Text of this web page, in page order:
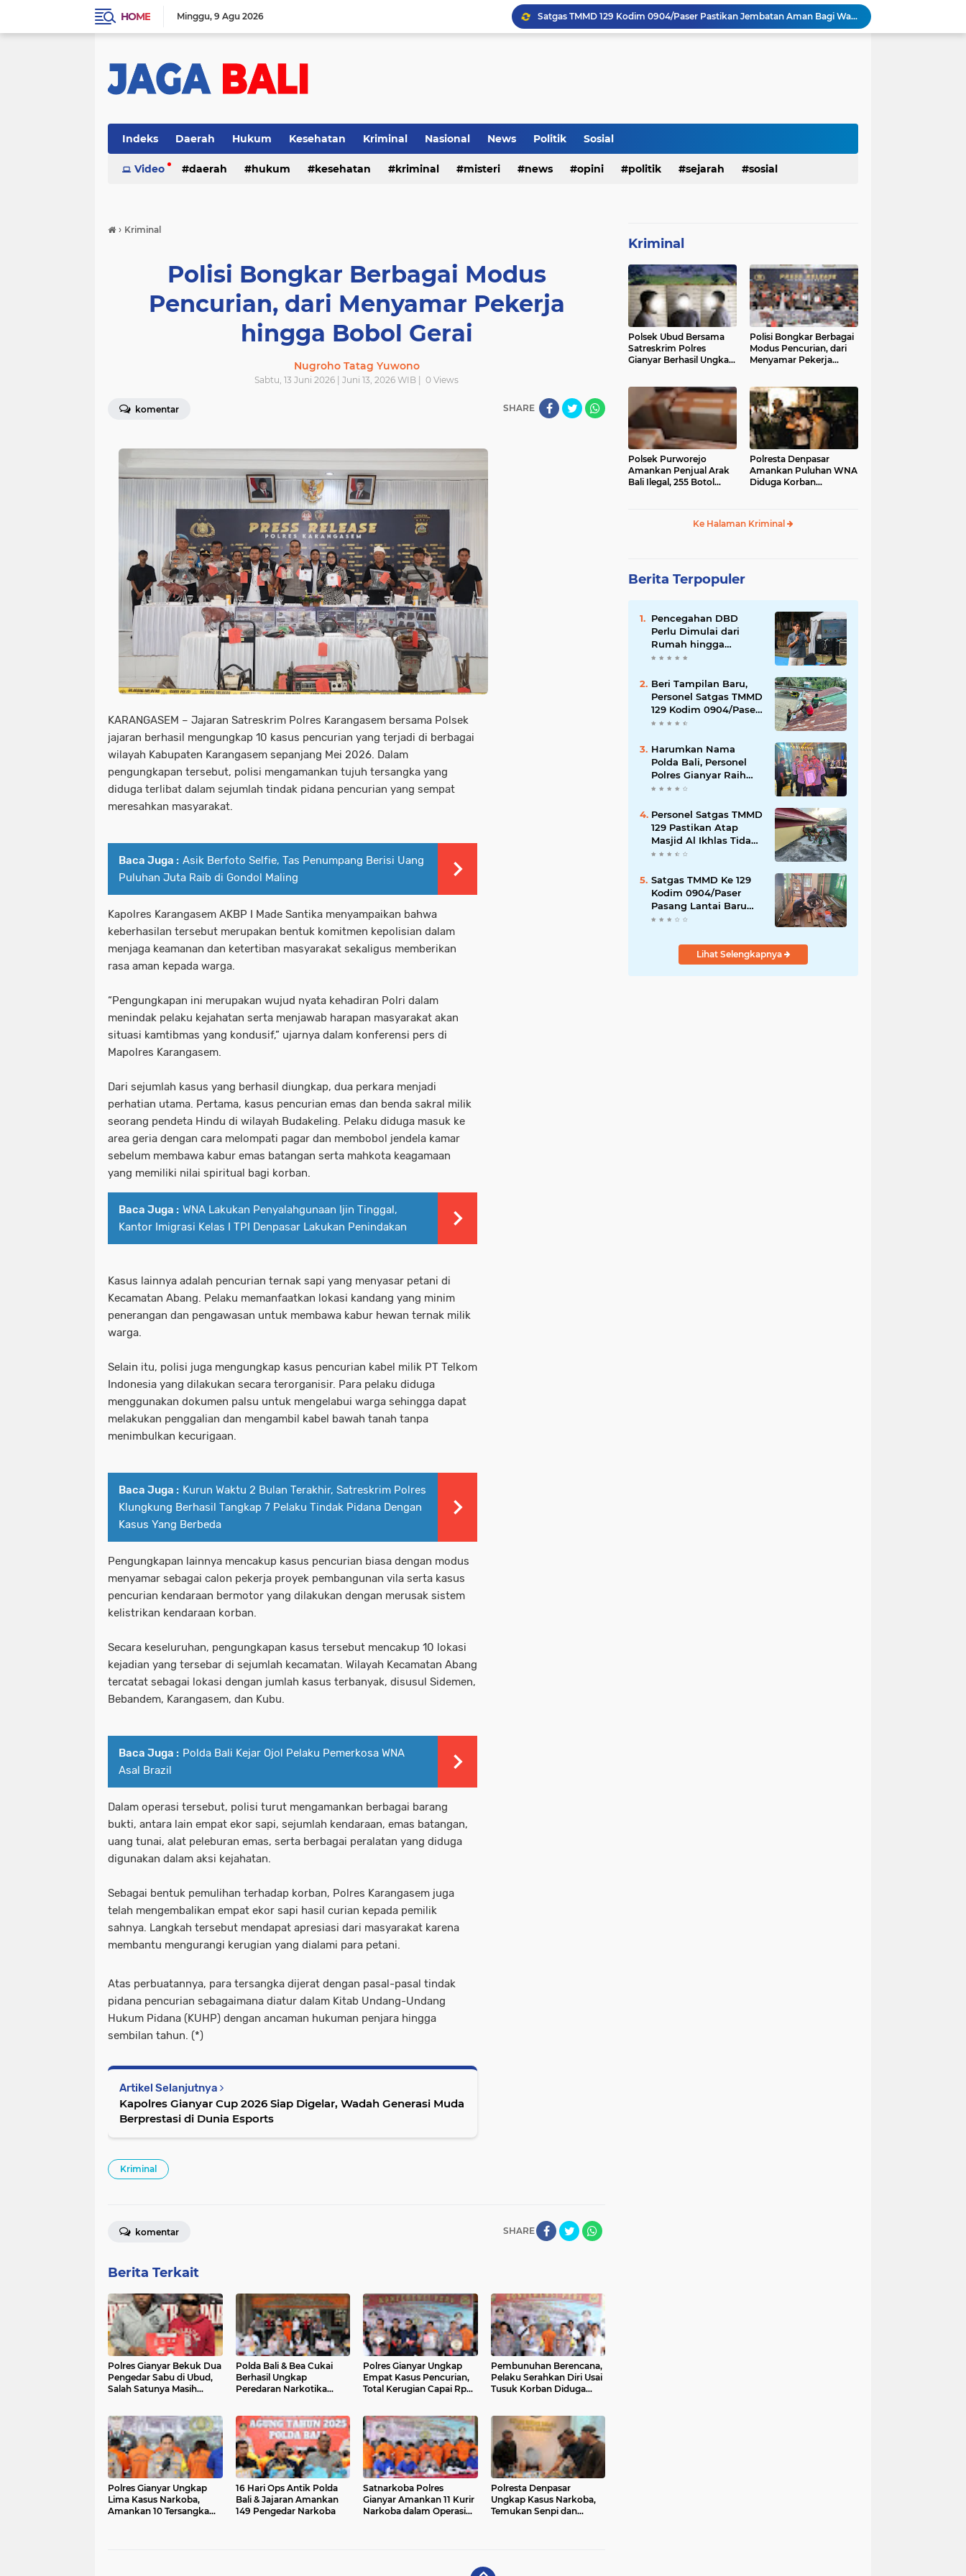
HOME Minggu 9 Agu 2026 Satgas TMMD 129 Kodim 0904/Paser Pastikan Jembatan Aman Bagi Warga
Sasaran RTLH Ke 5 Sudah Mulai Dieksekusi Oleh Satgas TMMD 129 Kodim 0904/Paser
Voli Menjadi Pengisi Waktu Luang Personel TMMD 129 Pada Sore Hari
Babinsa Hadir di Posyandu Cenderawasih, Wujud Sinergi TNI Dukung Kesehatan Masyarakat
Renovasi Rumah Bapak Harim Mendekati 70% Sebelum Penutupan TMMD 129
Indeks Daerah Hukum Kesehatan Kriminal Nasional News Politik Sosial
Video daerah hukum kesehatan kriminal misteri news opini politik sejarah sosial
› Kriminal
Polisi Bongkar Berbagai Modus
Pencurian, dari Menyamar Pekerja
hingga Bobol Gerai
Nugroho Tatag Yuwono
Sabtu, 13 Juni 2026 | Juni 13, 2026 WIB | 0 Views
komentar SHARE
KARANGASEM – Jajaran Satreskrim Polres Karangasem bersama Polsek
jajaran berhasil mengungkap 10 kasus pencurian yang terjadi di berbagai
wilayah Kabupaten Karangasem sepanjang Mei 2026. Dalam
pengungkapan tersebut, polisi mengamankan tujuh tersangka yang
diduga terlibat dalam sejumlah tindak pidana pencurian yang sempat
meresahkan masyarakat.
Baca Juga : Asik Berfoto Selfie, Tas Penumpang Berisi Uang
Puluhan Juta Raib di Gondol Maling
Kapolres Karangasem AKBP I Made Santika menyampaikan bahwa
keberhasilan tersebut merupakan bentuk komitmen kepolisian dalam
menjaga keamanan dan ketertiban masyarakat sekaligus memberikan
rasa aman kepada warga.
“Pengungkapan ini merupakan wujud nyata kehadiran Polri dalam
menindak pelaku kejahatan serta menjawab harapan masyarakat akan
situasi kamtibmas yang kondusif,” ujarnya dalam konferensi pers di
Mapolres Karangasem.
Dari sejumlah kasus yang berhasil diungkap, dua perkara menjadi
perhatian utama. Pertama, kasus pencurian emas dan benda sakral milik
seorang pendeta Hindu di wilayah Budakeling. Pelaku diduga masuk ke
area geria dengan cara melompati pagar dan membobol jendela kamar
sebelum membawa kabur emas batangan serta mahkota keagamaan
yang memiliki nilai spiritual bagi korban.
Baca Juga : WNA Lakukan Penyalahgunaan Ijin Tinggal,
Kantor Imigrasi Kelas I TPI Denpasar Lakukan Penindakan
Kasus lainnya adalah pencurian ternak sapi yang menyasar petani di
Kecamatan Abang. Pelaku memanfaatkan lokasi kandang yang minim
penerangan dan pengawasan untuk membawa kabur hewan ternak milik
warga.
Selain itu, polisi juga mengungkap kasus pencurian kabel milik PT Telkom
Indonesia yang dilakukan secara terorganisir. Para pelaku diduga
menggunakan dokumen palsu untuk mengelabui warga sehingga dapat
melakukan penggalian dan mengambil kabel bawah tanah tanpa
menimbulkan kecurigaan.
Baca Juga : Kurun Waktu 2 Bulan Terakhir, Satreskrim Polres
Klungkung Berhasil Tangkap 7 Pelaku Tindak Pidana Dengan
Kasus Yang Berbeda
Pengungkapan lainnya mencakup kasus pencurian biasa dengan modus
menyamar sebagai calon pekerja proyek pembangunan vila serta kasus
pencurian kendaraan bermotor yang dilakukan dengan merusak sistem
kelistrikan kendaraan korban.
Secara keseluruhan, pengungkapan kasus tersebut mencakup 10 lokasi
kejadian yang tersebar di sejumlah kecamatan. Wilayah Kecamatan Abang
tercatat sebagai lokasi dengan jumlah kasus terbanyak, disusul Sidemen,
Bebandem, Karangasem, dan Kubu.
Baca Juga : Polda Bali Kejar Ojol Pelaku Pemerkosa WNA
Asal Brazil
Dalam operasi tersebut, polisi turut mengamankan berbagai barang
bukti, antara lain empat ekor sapi, sejumlah kendaraan, emas batangan,
uang tunai, alat peleburan emas, serta berbagai peralatan yang diduga
digunakan dalam aksi kejahatan.
Sebagai bentuk pemulihan terhadap korban, Polres Karangasem juga
telah mengembalikan empat ekor sapi hasil curian kepada pemilik
sahnya. Langkah tersebut mendapat apresiasi dari masyarakat karena
membantu mengurangi kerugian yang dialami para petani.
Atas perbuatannya, para tersangka dijerat dengan pasal-pasal tindak
pidana pencurian sebagaimana diatur dalam Kitab Undang-Undang
Hukum Pidana (KUHP) dengan ancaman hukuman penjara hingga
sembilan tahun. (*)
Artikel Selanjutnya
Kapolres Gianyar Cup 2026 Siap Digelar, Wadah Generasi Muda
Berprestasi di Dunia Esports
Kriminal
SHARE
komentar
Berita Terkait
Polres Gianyar Bekuk Dua
Pengedar Sabu di Ubud,
Salah Satunya Masih
Polda Bali & Bea Cukai
Berhasil Ungkap
Peredaran Narkotika
Milyar Rupiah
Polres Gianyar Ungkap
Empat Kasus Pencurian,
Total Kerugian Capai Rp87
Pembunuhan Berencana,
Pelaku Serahkan Diri Usai
Tusuk Korban Diduga
Polres Gianyar Ungkap
Lima Kasus Narkoba,
Amankan 10 Tersangka
16 Hari Ops Antik Polda
Bali & Jajaran Amankan
149 Pengedar Narkoba
Satnarkoba Polres
Gianyar Amankan 11 Kurir
Narkoba dalam Operasi
Polresta Denpasar
Ungkap Kasus Narkoba,
Temukan Senpi dan
Kriminal
Polsek Ubud Bersama
Satreskrim Polres
Gianyar Berhasil Ungkap
Polisi Bongkar Berbagai
Modus Pencurian, dari
Menyamar Pekerja
Polsek Purworejo
Amankan Penjual Arak
Bali Ilegal, 255 Botol
Polresta Denpasar
Amankan Puluhan WNA
Diduga Korban
Ke Halaman Kriminal
Berita Terpopuler
Pencegahan DBD
Perlu Dimulai dari
Rumah hingga
Lingkungan Sekolah
Beri Tampilan Baru,
Personel Satgas TMMD
129 Kodim 0904/Paser
Cat Atap Rumah
Harumkan Nama
Polda Bali, Personel
Polres Gianyar Raih
Penghargaan
Personel Satgas TMMD
129 Pastikan Atap
Masjid Al Ikhlas Tidak
Bocor Lagi
Satgas TMMD Ke 129
Kodim 0904/Paser
Pasang Lantai Baru
Pada Rumah Bapak
Lihat Selengkapnya